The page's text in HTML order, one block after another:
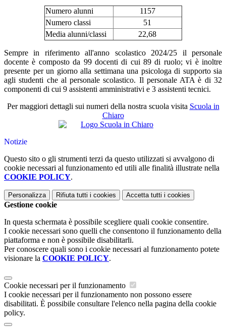
Numero alunni
1157
Numero classi
51
Media alunni/classi
22,68
Sempre in riferimento all'anno scolastico 2024/25 il personale
docente è composto da 99 docenti di cui 89 di ruolo; vi è inoltre
presente per un giorno alla settimana una psicologa di supporto sia
agli studenti che al personale scolastico. Il personale ATA è di 32
componenti di cui 9 assistenti amministrativi e 3 assistenti tecnici.
Per maggiori dettagli sui numeri della nostra scuola visita Scuola in
Chiaro
Notizie
Questo sito o gli strumenti terzi da questo utilizzati si avvalgono di
cookie necessari al funzionamento ed utili alle finalità illustrate nella
COOKIE POLICY.
Personalizza Rifiuta tutti i cookies Accetta tutti i cookies
Gestione cookie
In questa schermata è possibile scegliere quali cookie consentire.
I cookie necessari sono quelli che consentono il funzionamento della
piattaforma e non è possibile disabilitarli.
Per conoscere quali sono i cookie necessari al funzionamento potete
visionare la COOKIE POLICY.
Cookie necessari per il funzionamento
I cookie necessari per il funzionamento non possono essere
disabilitati. È possibile consultare l'elenco nella pagina della cookie
policy.